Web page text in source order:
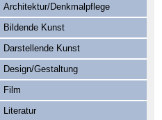
Architektur/Denkmalpflege
Bildende Kunst
Darstellende Kunst
Design/Gestaltung
Film
Literatur